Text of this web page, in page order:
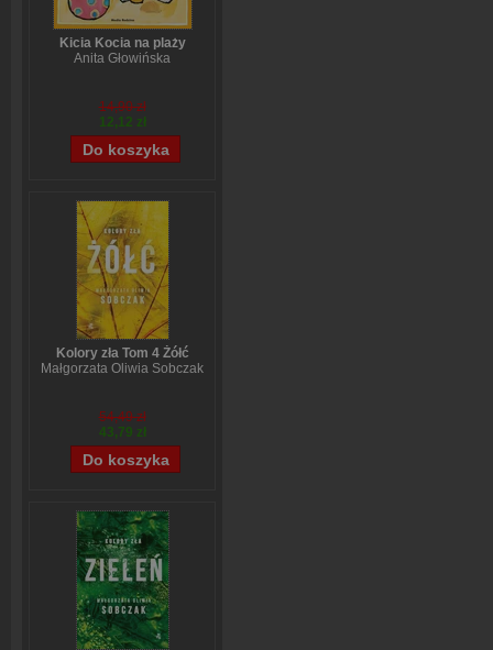
Kicia Kocia na plaży
Anita Głowińska
14,90 zł
12,12 zł
Kolory zła Tom 4 Żółć
Małgorzata Oliwia Sobczak
54,49 zł
43,79 zł